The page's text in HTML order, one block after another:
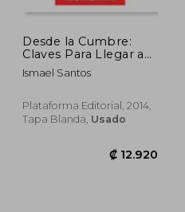
Desde la Cumbre:
Claves Para Llegar a
lo más Alto
Ismael Santos
Plataforma Editorial, 2014,
Tapa Blanda, Usado